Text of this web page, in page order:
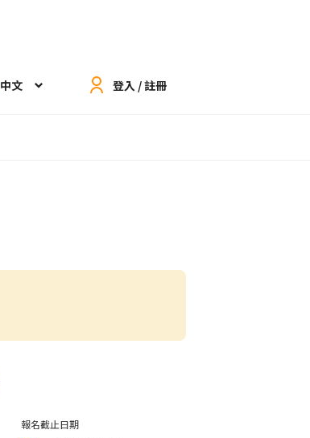
中文 登入 / 註冊
報名截止日期